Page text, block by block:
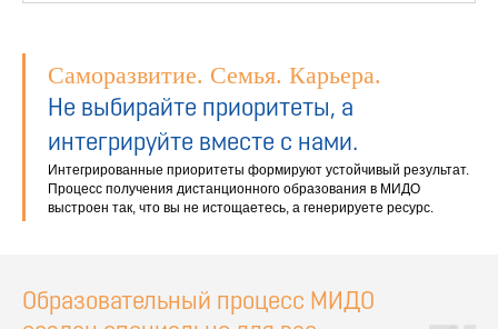
Саморазвитие. Семья. Карьера.
Не выбирайте приоритеты, а
интегрируйте вместе с нами.
Интегрированные приоритеты формируют устойчивый результат.
Процесс получения дистанционного образования в МИДО
выстроен так, что вы не истощаетесь, а генерируете ресурс.
Образовательный процесс МИДО